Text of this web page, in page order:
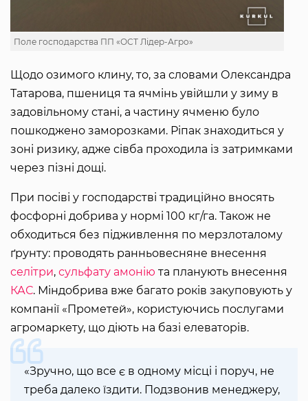
Поле господарства ПП «ОСТ Лідер-Агро»
Щодо озимого клину, то, за словами Олександра
Татарова, пшениця та ячмінь увійшли у зиму в
задовільному стані, а частину ячменю було
пошкоджено заморозками. Ріпак знаходиться у
зоні ризику, адже сівба проходила із затримками
через пізні дощі.
При посіві у господарстві традиційно вносять
фосфорні добрива у нормі 100 кг/га. Також не
обходиться без підживлення по мерзлоталому
ґрунту: проводять ранньовесняне внесення
селітри, сульфату амонію та планують внесення
КАС. Міндобрива вже багато років закуповують у
компанії «Прометей», користуючись послугами
агромаркету, що діють на базі елеваторів.
«Зручно, що все є в одному місці і поруч, не
треба далеко їздити. Подзвонив менеджеру,